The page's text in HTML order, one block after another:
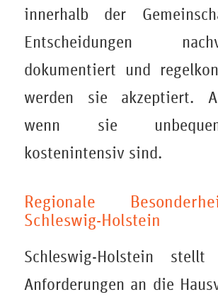
innerhalb der
Entscheidungen
dokumentiert und
werden sie akzeptiert.
wenn sie
kostenintensiv sind.
Regionale
Schleswig-Holstein
Schleswig-Holstein stellt
Anforderungen an die